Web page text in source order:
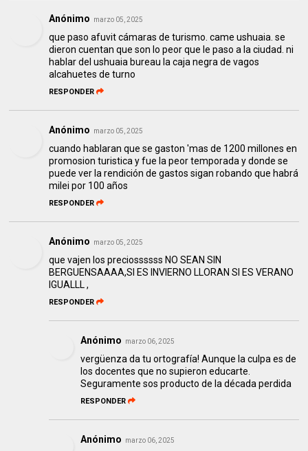
Anónimo marzo 05, 2025
que paso afuvit cámaras de turismo. came ushuaia. se
dieron cuentan que son lo peor que le paso a la ciudad. ni
hablar del ushuaia bureau la caja negra de vagos
alcahuetes de turno
RESPONDER
Anónimo marzo 05, 2025
cuando hablaran que se gaston 'mas de 1200 millones en
promosion turistica y fue la peor temporada y donde se
puede ver la rendición de gastos sigan robando que habrá
milei por 100 años
RESPONDER
Anónimo marzo 05, 2025
que vajen los preciossssss NO SEAN SIN
BERGUENSAAAA,SI ES INVIERNO LLORAN SI ES VERANO
IGUALLL ,
RESPONDER
Anónimo marzo 06, 2025
vergüenza da tu ortografía! Aunque la culpa es de
los docentes que no supieron educarte.
Seguramente sos producto de la década perdida
RESPONDER
Anónimo marzo 06, 2025